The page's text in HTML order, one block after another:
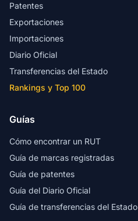
Patentes
Exportaciones
Importaciones
Diario Oficial
Transferencias del Estado
Rankings y Top 100
Guías
Cómo encontrar un RUT
Guía de marcas registradas
Guía de patentes
Guía del Diario Oficial
Guía de transferencias del Estado